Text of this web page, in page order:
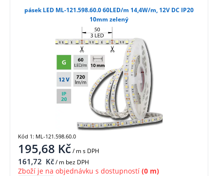
pásek LED ML-121.598.60.0 60LED/m 14,4W/m, 12V DC IP20
10mm zelený
195,68 Kč/ ms DPH
161,72 Kč/ m bez DPH
Zboží je na objednávku s dostupností (0 m)
Kód 1: ML-121.598.60.0